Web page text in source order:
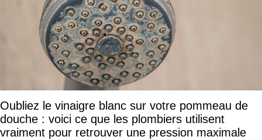
Oubliez le vinaigre blanc sur votre pommeau de
douche : voici ce que les plombiers utilisent
vraiment pour retrouver une pression maximale